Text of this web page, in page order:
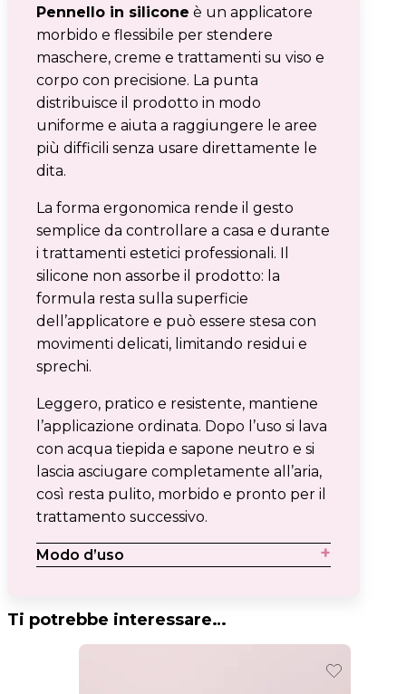
Pennello in silicone è un applicatore
morbido e flessibile per stendere
maschere, creme e trattamenti su viso e
corpo con precisione. La punta
distribuisce il prodotto in modo
uniforme e aiuta a raggiungere le aree
più difficili senza usare direttamente le
dita.
La forma ergonomica rende il gesto
semplice da controllare a casa e durante
i trattamenti estetici professionali. Il
silicone non assorbe il prodotto: la
formula resta sulla superficie
dell’applicatore e può essere stesa con
movimenti delicati, limitando residui e
sprechi.
Leggero, pratico e resistente, mantiene
l’applicazione ordinata. Dopo l’uso si lava
con acqua tiepida e sapone neutro e si
lascia asciugare completamente all’aria,
così resta pulito, morbido e pronto per il
trattamento successivo.
Modo d’uso
Ti potrebbe interessare…